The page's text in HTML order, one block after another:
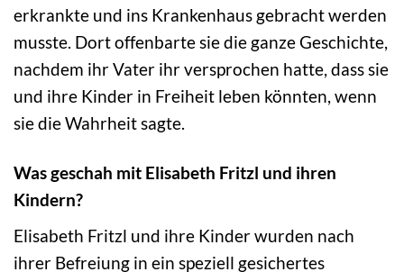
erkrankte und ins Krankenhaus gebracht werden
musste. Dort offenbarte sie die ganze Geschichte,
nachdem ihr Vater ihr versprochen hatte, dass sie
und ihre Kinder in Freiheit leben könnten, wenn
sie die Wahrheit sagte.
Was geschah mit Elisabeth Fritzl und ihren
Kindern?
Elisabeth Fritzl und ihre Kinder wurden nach
ihrer Befreiung in ein speziell gesichertes